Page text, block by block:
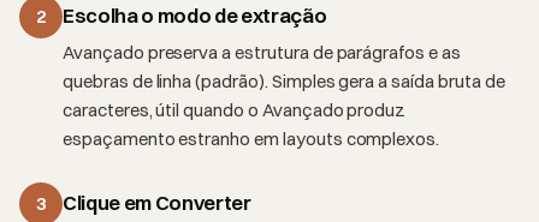
2 Escolha o modo de extração
Avançado preserva a estrutura de parágrafos e as
quebras de linha (padrão). Simples gera a saída bruta de
caracteres, útil quando o Avançado produz
espaçamento estranho em layouts complexos.
3 Clique em Converter